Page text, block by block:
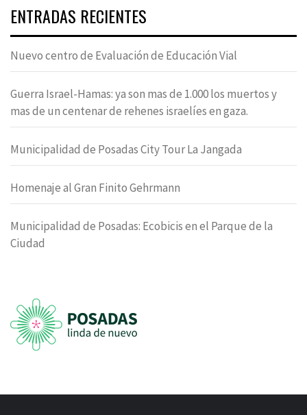
ENTRADAS RECIENTES
Nuevo centro de Evaluación de Educación Vial
Guerra Israel-Hamas: ya son mas de 1.000 los muertos y
mas de un centenar de rehenes israelíes en gaza.
Municipalidad de Posadas City Tour La Jangada
Homenaje al Gran Finito Gehrmann
Municipalidad de Posadas: Ecobicis en el Parque de la
Ciudad